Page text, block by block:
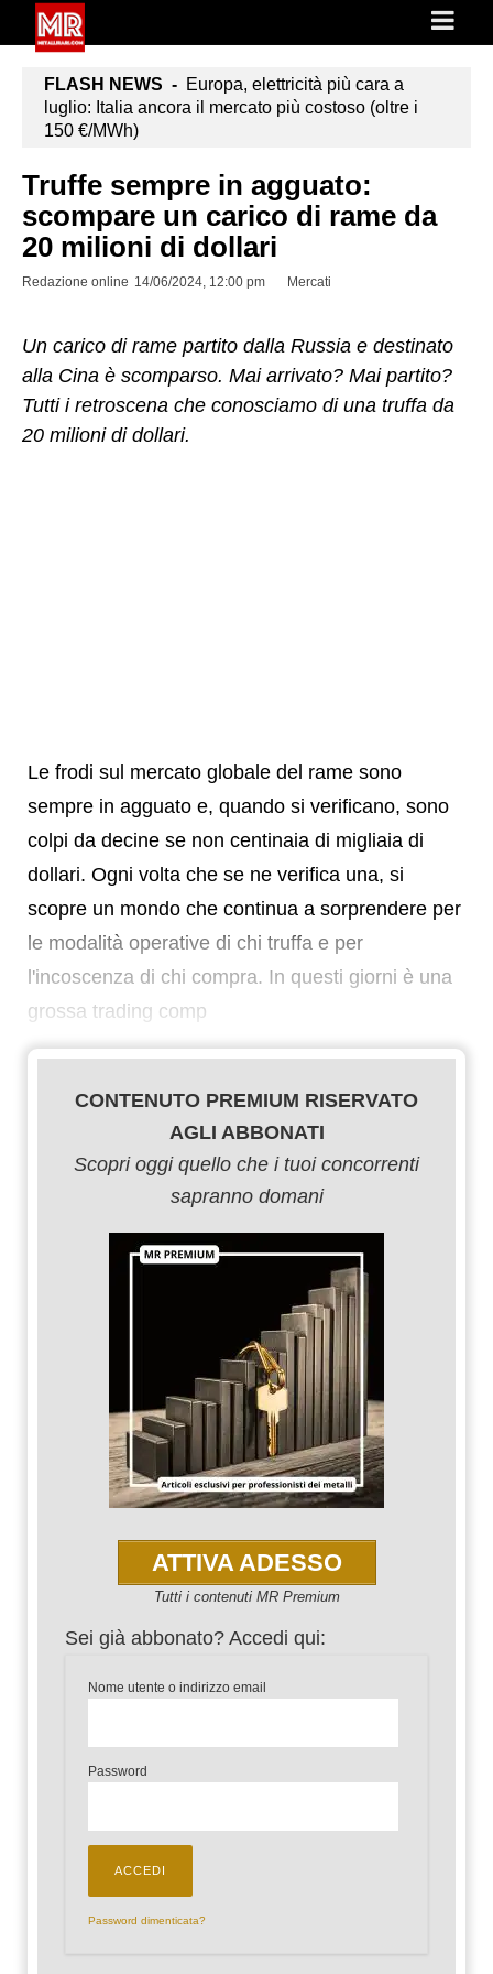
FLASH NEWS - Europa, elettricità più cara a
luglio: Italia ancora il mercato più costoso (oltre i
150 €/MWh)
Truffe sempre in agguato:
scompare un carico di rame da
20 milioni di dollari
Redazione online 14/06/2024, 12:00 pm Mercati
Un carico di rame partito dalla Russia e destinato
alla Cina è scomparso. Mai arrivato? Mai partito?
Tutti i retroscena che conosciamo di una truffa da
20 milioni di dollari.
Le frodi sul mercato globale del rame sono
sempre in agguato e, quando si verificano, sono
colpi da decine se non centinaia di migliaia di
dollari. Ogni volta che se ne verifica una, si
scopre un mondo che continua a sorprendere per
le modalità operative di chi truffa e per
l'incoscenza di chi compra. In questi giorni è una
grossa trading comp
CONTENUTO PREMIUM RISERVATO
AGLI ABBONATI
Scopri oggi quello che i tuoi concorrenti
sapranno domani
ATTIVA ADESSO
Tutti i contenuti MR Premium
Sei già abbonato? Accedi qui:
Nome utente o indirizzo email
Password
Password dimenticata?